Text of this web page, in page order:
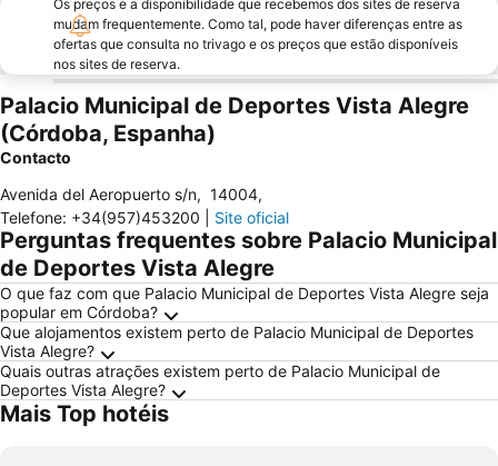
Os preços e a disponibilidade que recebemos dos sites de reserva
mudam frequentemente. Como tal, pode haver diferenças entre as
ofertas que consulta no trivago e os preços que estão disponíveis
nos sites de reserva.
Palacio Municipal de Deportes Vista Alegre
(Córdoba, Espanha)
Contacto
Avenida del Aeropuerto s/n, 14004,
Telefone: +34(957)453200 Site oficial
Perguntas frequentes sobre Palacio Municipal
de Deportes Vista Alegre
O que faz com que Palacio Municipal de Deportes Vista Alegre seja
popular em Córdoba?
Que alojamentos existem perto de Palacio Municipal de Deportes
Vista Alegre?
Quais outras atrações existem perto de Palacio Municipal de
Deportes Vista Alegre?
Mais Top hotéis